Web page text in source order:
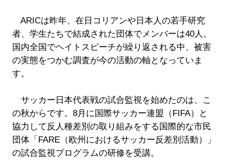
ARICは昨年、在日コリアンや日本人の若手研究
者、学生たちで結成された団体でメンバーは40人。
国内全国でヘイトスピーチが繰り返される中、被害
の実態をつかむ調査が今の活動の軸となっていま
す。
サッカー日本代表戦の試合監視を始めたのは、こ
の秋からです。8月に国際サッカー連盟（FIFA）と
協力して反人種差別の取り組みをする国際的な市民
団体「FARE（欧州におけるサッカー反差別活動）」
の試合監視プログラムの研修を受講。